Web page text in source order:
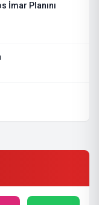
İmar Planını